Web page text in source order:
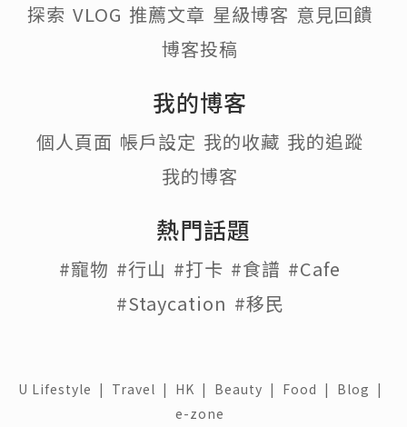
探索 VLOG 推薦文章 星級博客 意見回饋
博客投稿
我的博客
個人頁面 帳戶設定 我的收藏 我的追蹤
我的博客
熱門話題
#寵物 #行山 #打卡 #食譜 #Cafe
#Staycation #移民
U Lifestyle | Travel | HK | Beauty | Food | Blog |
e-zone